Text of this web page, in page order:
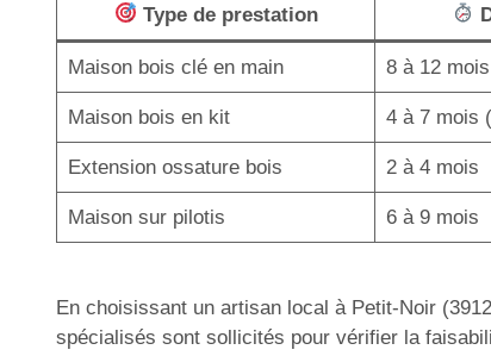
Type de prestation
Maison bois clé en main 8 à 12 mois
Maison bois en kit 4 à 7 mois
Extension ossature bois 2 à 4 mois
Maison sur pilotis 6 à 9 mois
En choisissant un artisan local à Petit-Noir
spécialisés sont sollicités pour vérifier la